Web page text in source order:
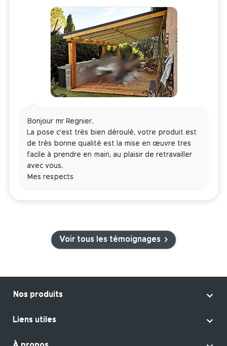
Bonjour mr Regnier.
La pose c'est très bien déroulé, votre produit est
de très bonne qualité est la mise en œuvre tres
facile à prendre en main, au plaisir de retravailler
avec vous.
Mes respects
Voir tous les témoignages ›
Nos produits 
Liens utiles 